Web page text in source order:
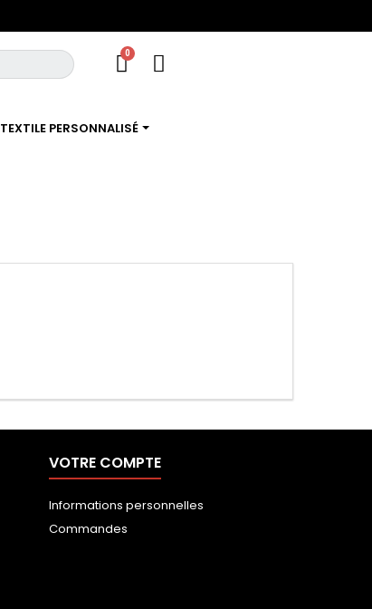
TEXTILE PERSONNALISÉ
VOTRE COMPTE
Informations personnelles
Commandes